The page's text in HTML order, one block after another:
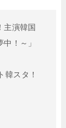
！主演韓国
中！～」
韓スタ！